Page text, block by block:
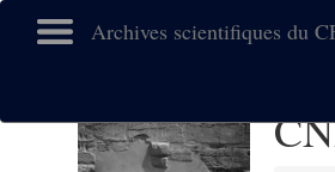
Archives scientifiques du